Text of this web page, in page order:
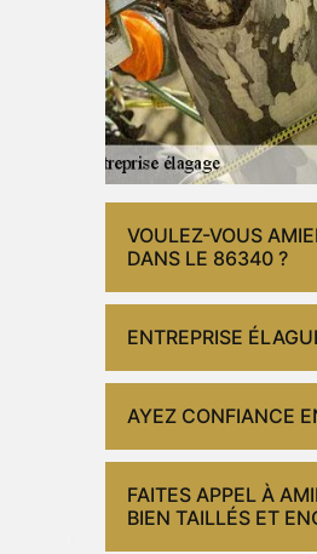
VOULEZ-VOUS
DANS LE 86340 ?
ENTREPRISE
AYEZ CONFIANCE
FAITES APPEL À
BIEN TAILLÉS ET